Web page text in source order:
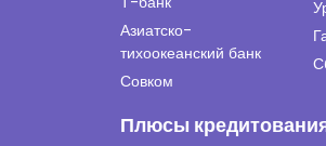
Азиатско-
тихоокеанский банк
Совком
Плюсы